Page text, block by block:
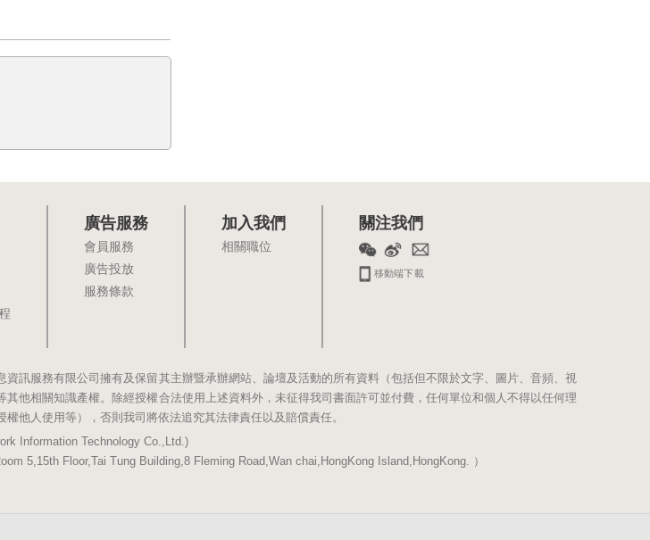
廣告服務
會員服務
廣告投放
服務條款
加入我們
相關職位
關注我們
移動端下載
訊服務有限公司擁有及保留其主辦暨承辦網站、論壇及活動的所有資料（包括但不限於文字、圖片、音頻、視
他相關知識產權。除經授權合法使用上述資料外，未征得我司書面許可並付費，任何單位和個人不得以任何理
他人使用等），否則我司將依法追究其法律責任以及賠償責任。
Information Technology Co.,Ltd.)
5,15th Floor,Tai Tung Building,8 Fleming Road,Wan chai,HongKong Island,HongKong. ）